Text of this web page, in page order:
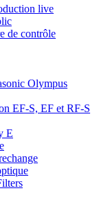
live
de contrôle
Olympus
EF-S, EF et RF-S
E